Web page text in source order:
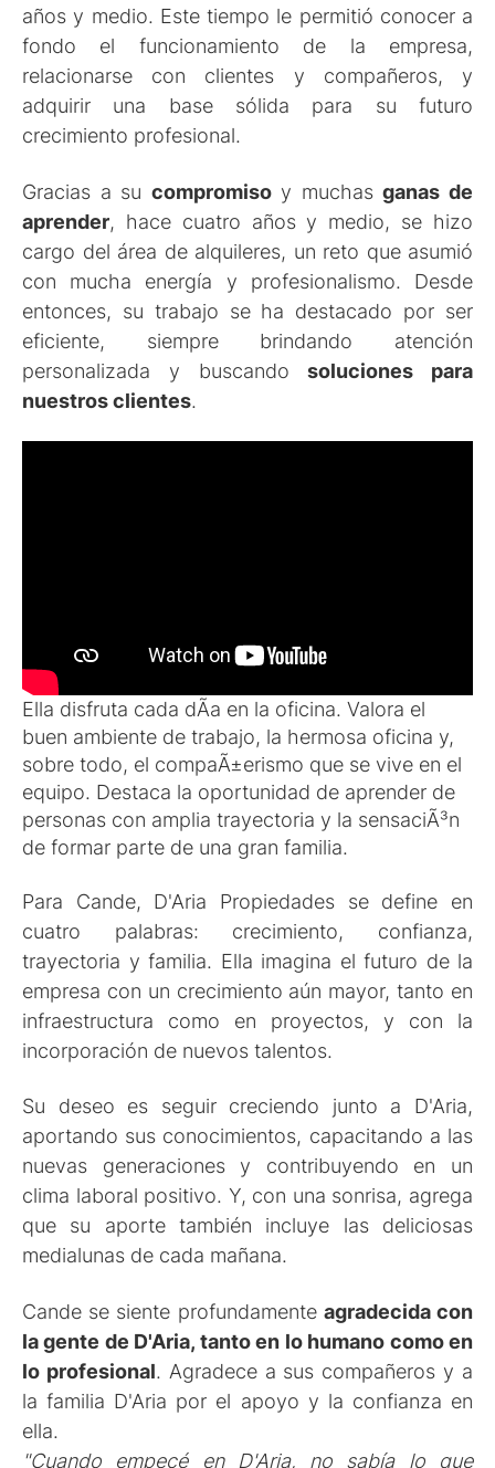
años y medio. Este tiempo le permitió conocer a
fondo el funcionamiento de la empresa,
relacionarse con clientes y compañeros, y
adquirir una base sólida para su futuro
crecimiento profesional.
Gracias a su compromisoy muchasganas de
aprender, hace cuatro años y medio, se hizo
cargo del área de alquileres, un reto que asumió
con mucha energía y profesionalismo. Desde
entonces, su trabajo se ha destacado por ser
eficiente, siempre brindando atención
personalizada y buscandosoluciones para
nuestros clientes.
Ella disfruta cada dÃ­a en la oficina. Valora el
buen ambiente de trabajo, la hermosa oficina y,
sobre todo, el compaÃ±erismo que se vive en el
equipo. Destaca la oportunidad de aprender de
personas con amplia trayectoria y la sensaciÃ³n
de formar parte de una gran familia.
Para Cande, D'Aria Propiedades se define en
cuatro palabras: crecimiento, confianza,
trayectoria y familia. Ella imagina el futuro de la
empresa con un crecimiento aún mayor, tanto en
infraestructura como en proyectos, y con la
incorporación de nuevos talentos.
Su deseo es seguir creciendo junto a D'Aria,
aportando sus conocimientos, capacitando a las
nuevas generaciones y contribuyendo en un
clima laboral positivo. Y, con una sonrisa, agrega
que su aporte también incluye las deliciosas
medialunas de cada mañana.
Cande se siente profundamente agradecida con
la gente de D'Aria, tanto en lo humano como en
lo profesional. Agradece a sus compañeros y a
la familia D'Aria por el apoyo y la confianza en
ella.
"Cuando empecé en D'Aria, no sabía lo que